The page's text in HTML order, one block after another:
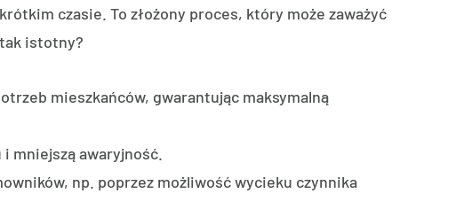
czasie. To złożony proces, który może zaważyć
istotny?
mieszkańców, gwarantując maksymalną
mniejszą awaryjność.
np. poprzez możliwość wycieku czynnika